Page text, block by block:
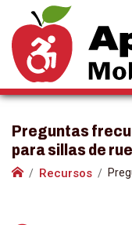
Preguntas
para sillas de
Recursos